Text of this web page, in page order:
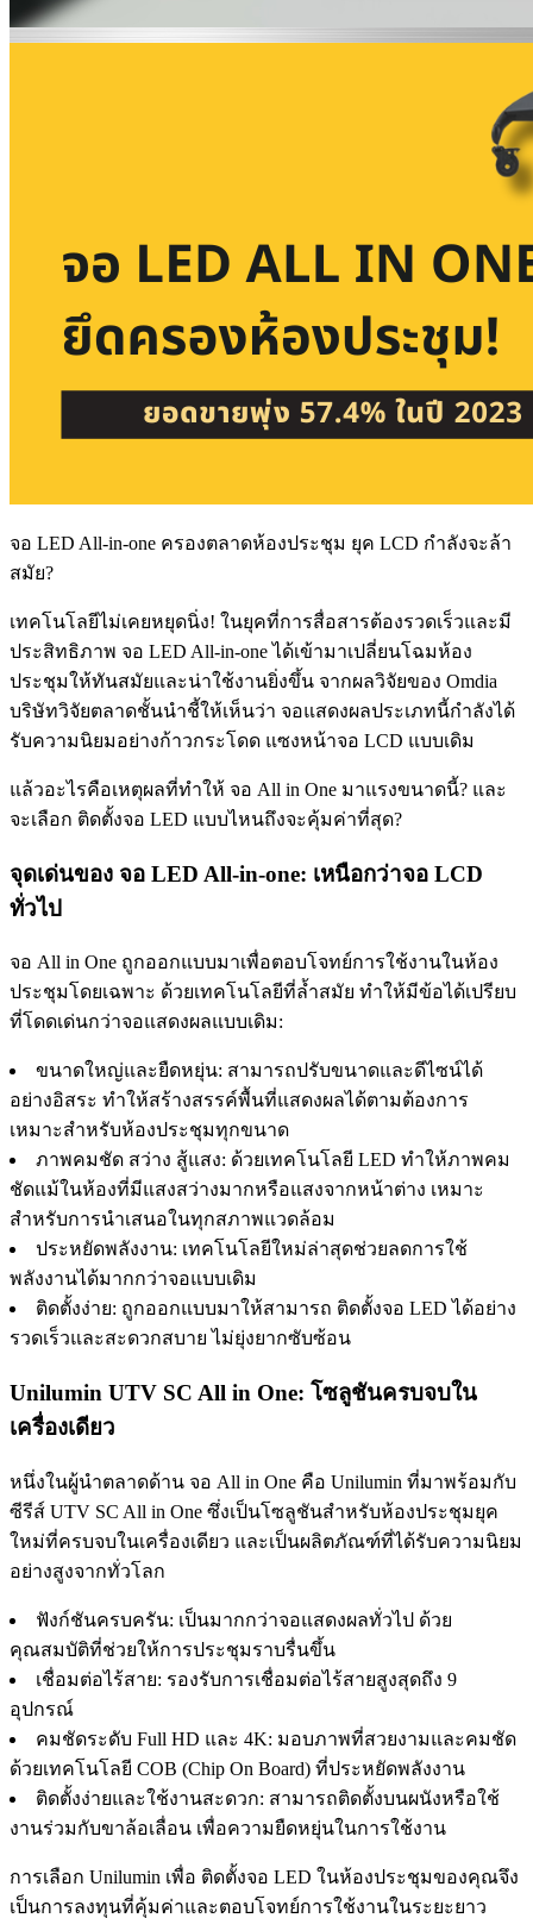
จอ LED All-in-one ครองตลาดห้องประชุม ยุค LCD กำลังจะล้า
สมัย?
เทคโนโลยีไม่เคยหยุดนิ่ง! ในยุคที่การสื่อสารต้องรวดเร็วและมี
ประสิทธิภาพ จอ LED All-in-one ได้เข้ามาเปลี่ยนโฉมห้อง
ประชุมให้ทันสมัยและน่าใช้งานยิ่งขึ้น จากผลวิจัยของ Omdia
บริษัทวิจัยตลาดชั้นนำชี้ให้เห็นว่า จอแสดงผลประเภทนี้กำลังได้
รับความนิยมอย่างก้าวกระโดด แซงหน้าจอ LCD แบบเดิม
แล้วอะไรคือเหตุผลที่ทำให้ จอ All in One มาแรงขนาดนี้? และ
จะเลือก ติดตั้งจอ LED แบบไหนถึงจะคุ้มค่าที่สุด?
จุดเด่นของ จอ LED All-in-one: เหนือกว่าจอ LCD
ทั่วไป
จอ All in One ถูกออกแบบมาเพื่อตอบโจทย์การใช้งานในห้อง
ประชุมโดยเฉพาะ ด้วยเทคโนโลยีที่ล้ำสมัย ทำให้มีข้อได้เปรียบ
ที่โดดเด่นกว่าจอแสดงผลแบบเดิม:
ขนาดใหญ่และยืดหยุ่น: สามารถปรับขนาดและดีไซน์ได้
อย่างอิสระ ทำให้สร้างสรรค์พื้นที่แสดงผลได้ตามต้องการ
เหมาะสำหรับห้องประชุมทุกขนาด
ภาพคมชัด สว่าง สู้แสง: ด้วยเทคโนโลยี LED ทำให้ภาพคม
ชัดแม้ในห้องที่มีแสงสว่างมากหรือแสงจากหน้าต่าง เหมาะ
สำหรับการนำเสนอในทุกสภาพแวดล้อม
ประหยัดพลังงาน: เทคโนโลยีใหม่ล่าสุดช่วยลดการใช้
พลังงานได้มากกว่าจอแบบเดิม
ติดตั้งง่าย: ถูกออกแบบมาให้สามารถ ติดตั้งจอ LED ได้อย่าง
รวดเร็วและสะดวกสบาย ไม่ยุ่งยากซับซ้อน
Unilumin UTV SC All in One: โซลูชันครบจบใน
เครื่องเดียว
หนึ่งในผู้นำตลาดด้าน จอ All in One คือ Unilumin ที่มาพร้อมกับ
ซีรีส์ UTV SC All in One ซึ่งเป็นโซลูชันสำหรับห้องประชุมยุค
ใหม่ที่ครบจบในเครื่องเดียว และเป็นผลิตภัณฑ์ที่ได้รับความนิยม
อย่างสูงจากทั่วโลก
ฟังก์ชันครบครัน: เป็นมากกว่าจอแสดงผลทั่วไป ด้วย
คุณสมบัติที่ช่วยให้การประชุมราบรื่นขึ้น
เชื่อมต่อไร้สาย: รองรับการเชื่อมต่อไร้สายสูงสุดถึง 9
อุปกรณ์
คมชัดระดับ Full HD และ 4K: มอบภาพที่สวยงามและคมชัด
ด้วยเทคโนโลยี COB (Chip On Board) ที่ประหยัดพลังงาน
ติดตั้งง่ายและใช้งานสะดวก: สามารถติดตั้งบนผนังหรือใช้
งานร่วมกับขาล้อเลื่อน เพื่อความยืดหยุ่นในการใช้งาน
การเลือก Unilumin เพื่อ ติดตั้งจอ LED ในห้องประชุมของคุณจึง
เป็นการลงทุนที่คุ้มค่าและตอบโจทย์การใช้งานในระยะยาว